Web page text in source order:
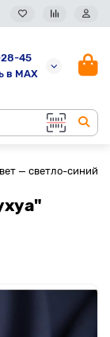
45
в MAX
— светло-синий